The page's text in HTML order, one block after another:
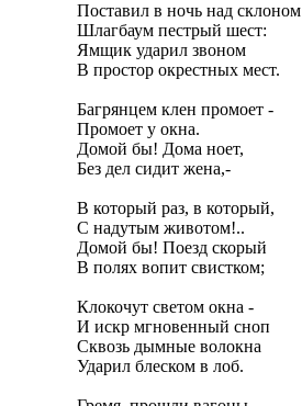
Поставил в ночь над склоном
Шлагбаум пестрый шест:
Ямщик ударил звоном
В простор окрестных мест.
Багрянцем клен промоет -
Промоет у окна.
Домой бы! Дома ноет,
Без дел сидит жена,-
В который раз, в который,
С надутым животом!..
Домой бы! Поезд скорый
В полях вопит свистком;
Клокочут светом окна -
И искр мгновенный сноп
Сквозь дымные волокна
Ударил блеском в лоб.